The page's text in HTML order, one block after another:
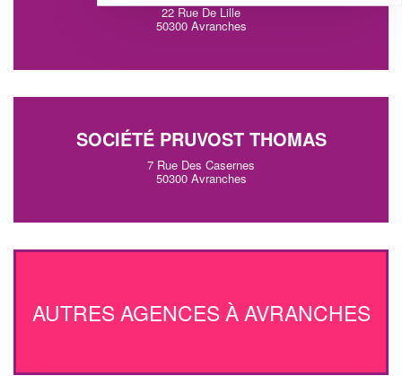
22 Rue De Lille
50300 Avranches
SOCIÉTÉ PRUVOST THOMAS
7 Rue Des Casernes
50300 Avranches
AUTRES AGENCES À AVRANCHES